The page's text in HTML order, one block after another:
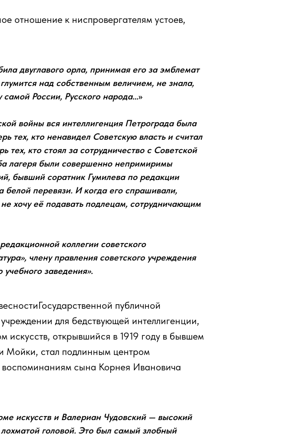
отношение к ниспровергателям устоев,
двуглавого орла, принимая его за эмблемат
над собственным величием, не знала,
России, Русского народа…»
войны вся интеллигенция Петрограда была
тех, кто ненавидел Советскую власть и считал
тех, кто стоял за сотрудничество с Советской
лагеря были совершенно непримиримы
бывший соратник Гумилева по редакции
перевязи. И когда его спрашивали,
хочу её подавать подлецам, сотрудничающим
коллегии советского
члену правления советского учреждения
заведения».
публичной
для бедствующей интеллигенции,
искусств, открывшийся в 1919 году в бывшем
Мойки, стал подлинным центром
сына Корнея Ивановича
искусств и Валериан Чудовский — высокий
головой. Это был самый злобный